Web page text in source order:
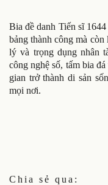
Bia đề danh Tiến sĩ
bảng thành công mà
lý và trọng dụng nhân
công nghệ số, tấm bia
gian trở thành di sản
mọi nơi.
Chia sẻ qua: